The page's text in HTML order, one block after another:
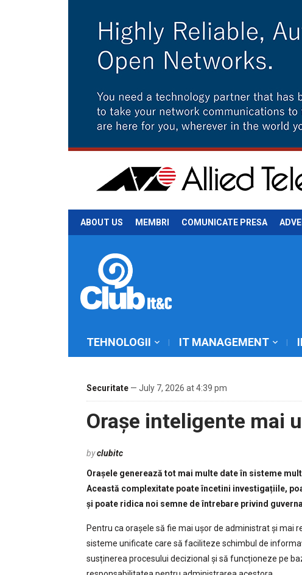
ABOUT US MEMBRI COMUNICATE PRESA
TEHNOLOGII IT MANAGEMENT
Securitate — July 7, 2026 at 4:39 pm
Orașe inteligente mai
byclubitc
Orașele generează tot mai multe date în sisteme
Această complexitate poate încetini investigațiile,
și poate ridica noi semne de întrebare privind
Pentru ca orașele să fie mai ușor de administrat și mai
sisteme unificate care să faciliteze schimbul de
susținerea procesului decizional și să funcționeze pe